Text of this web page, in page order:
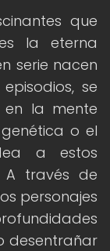
que
la eterna
serie nacen
se
la mente
o el
a estos
A través de
personajes
desentrañar